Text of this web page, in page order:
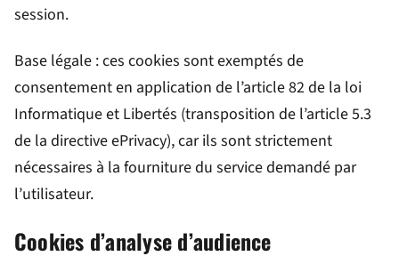
session.
Base légale : ces cookies sont exemptés de
consentement en application de l’article 82 de la loi
Informatique et Libertés (transposition de l’article 5.3
de la directive ePrivacy), car ils sont strictement
nécessaires à la fourniture du service demandé par
l’utilisateur.
Cookies d’analyse d’audience